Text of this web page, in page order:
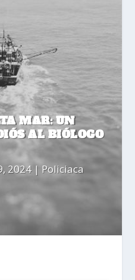
MAR: UN
AL BIÓLOGO
2024| Policiaca